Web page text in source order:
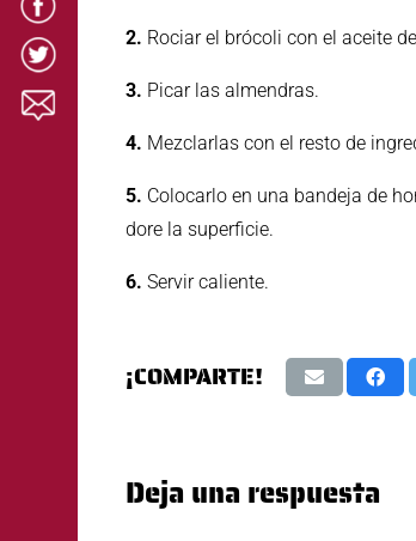
2. Rociar el brócoli con el aceite
3. Picar las almendras.
4. Mezclarlas con el resto de
5. Colocarlo en una bandeja de
dore la superficie.
6. Servir caliente.
¡COMPARTE!
Deja una respuesta